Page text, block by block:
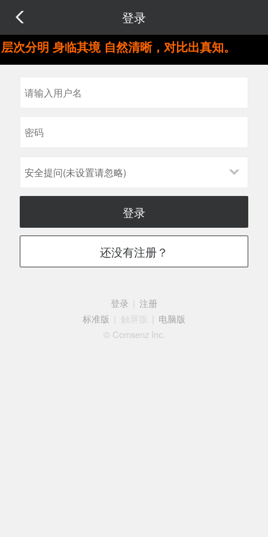
层次分明 身临其境 自然清晰，对比出真知。
登录
安全提问(未设置请忽略)
登录
还没有注册？
登录
注册
标准版
触屏版
电脑版
© Comsenz Inc.